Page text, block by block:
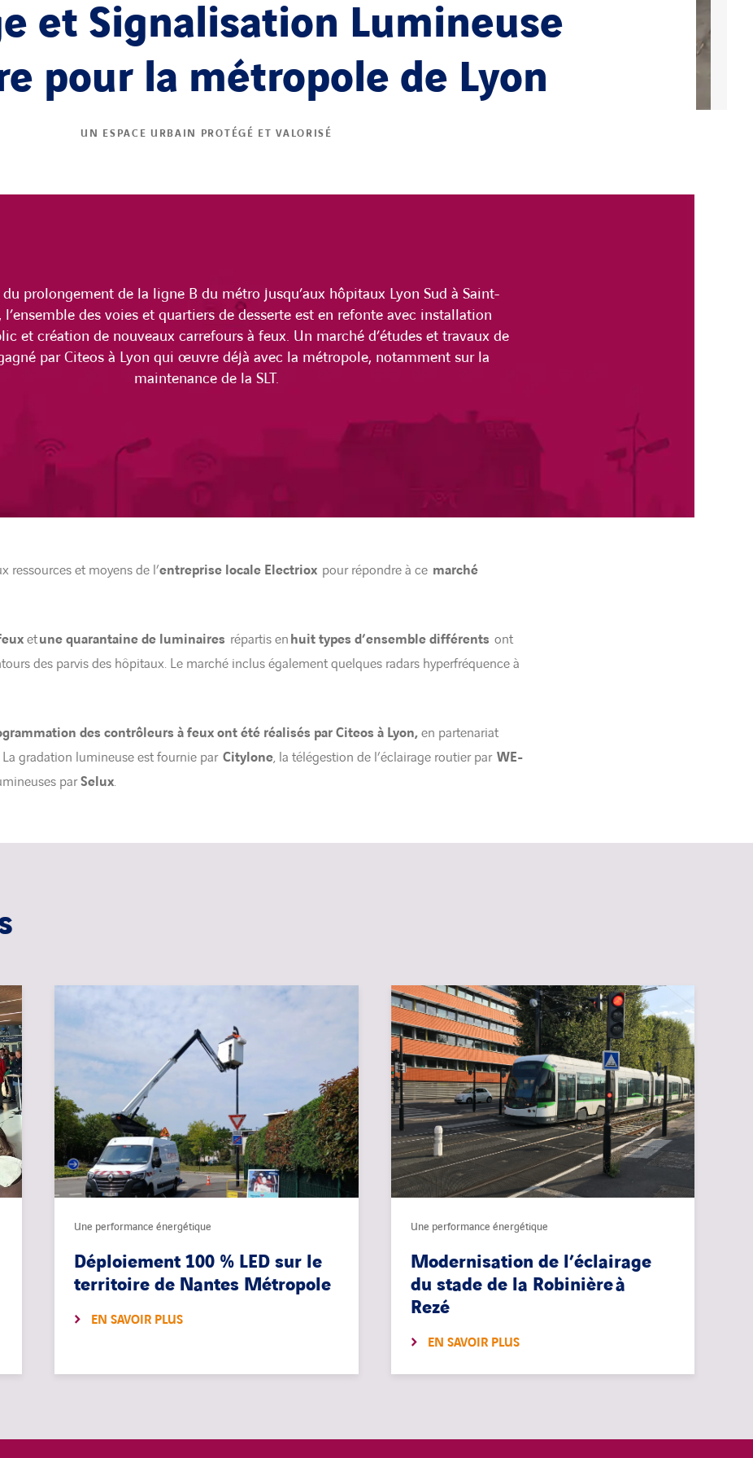
et Signalisation Lumineuse
pour la métropole de Lyon
UN ESPACE URBAIN PROTÉGÉ ET VALORISÉ
du prolongement de la ligne B du métro jusqu’aux hôpitaux Lyon Sud à Saint-
l’ensemble des voies et quartiers de desserte est en refonte avec installation
et création de nouveaux carrefours à feux. Un marché d’études et travaux de
par Citeos à Lyon qui œuvre déjà avec la métropole, notamment sur la
maintenance de la SLT.
ressources et moyens de l’entreprise locale Electriox pour répondre à ce marché
etune quarantaine de luminaires répartis enhuit types d’ensemble différents ont
des parvis des hôpitaux. Le marché inclus également quelques radars hyperfréquence à
des contrôleurs à feux ont été réalisés par Citeos à Lyon,en partenariat
La gradation lumineuse est fournie par Citylone, la télégestion de l’éclairage routier par WE-
parSelux.
Une performance énergétique
Déploiement 100 % LED sur le
territoire de Nantes Métropole
EN SAVOIR PLUS
Une performance énergétique
Modernisation de l’éclairage
du stade de la Robinière à
Rezé
EN SAVOIR PLUS